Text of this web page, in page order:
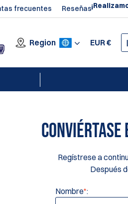
frecuentes Reseñas
Region EUR€
Regístrese a
Después
Nombre*: